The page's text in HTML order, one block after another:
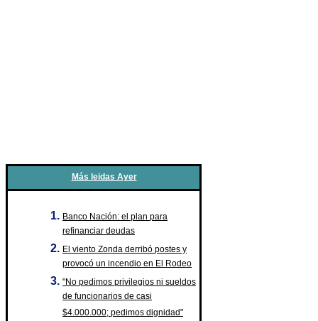
Más leidas Ayer
Banco Nación: el plan para
refinanciar deudas
El viento Zonda derribó postes y
provocó un incendio en El Rodeo
"No pedimos privilegios ni sueldos
de funcionarios de casi
$4.000.000; pedimos dignidad"